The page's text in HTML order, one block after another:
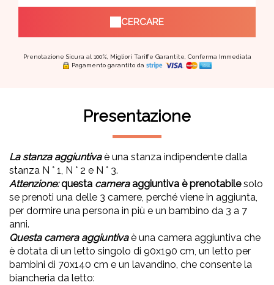
CERCARE
Prenotazione Sicura al 100%, Migliori Tariffe Garantite, Conferma Immediata
Pagamento garantito da
Presentazione
La stanza aggiuntivaè una stanza indipendente dalla
stanza N ° 1, N ° 2 e N ° 3.
Attenzione: questa cameraaggiuntiva è prenotabilesolo
se prenoti una delle 3 camere, perché viene in aggiunta,
per dormire una persona in più e un bambino da 3 a 7
anni.
Questa camera aggiuntivaè una camera aggiuntiva che
è dotata di un letto singolo di 90x190 cm, un letto per
bambini di 70x140 cm e un lavandino, che consente la
biancheria da letto: